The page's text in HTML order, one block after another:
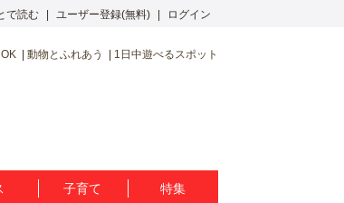
で読む ユーザー登録(無料) ログイン
動物とふれあう 1日中遊べるスポット
子育て 特集